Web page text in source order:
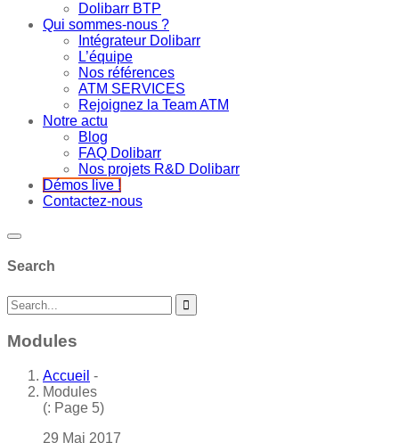
Dolibarr BTP
Qui sommes-nous ?
Intégrateur Dolibarr
L’équipe
Nos références
ATM SERVICES
Rejoignez la Team ATM
Notre actu
Blog
FAQ Dolibarr
Nos projets R&D Dolibarr
Démos live !
Contactez-nous
Search
Modules
Accueil -
Modules
(: Page 5)
29 Mai 2017